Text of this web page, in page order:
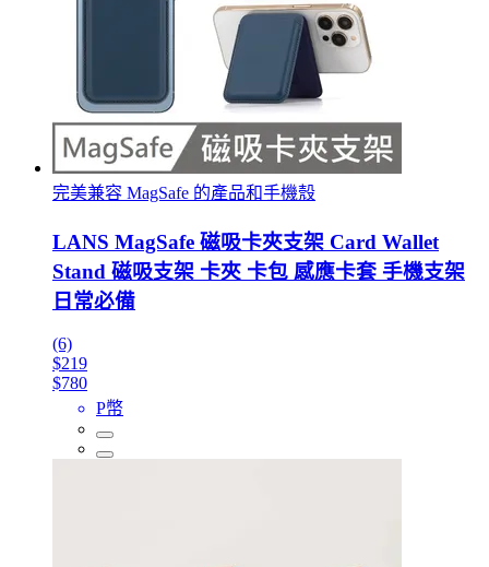
完美兼容 MagSafe 的產品和手機殼
LANS MagSafe 磁吸卡夾支架 Card Wallet
Stand 磁吸支架 卡夾 卡包 感應卡套 手機支架
日常必備
(6)
$219
$780
P幣